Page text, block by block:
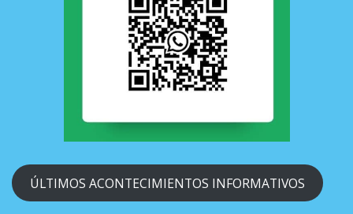
ÚLTIMOS ACONTECIMIENTOS INFORMATIVOS